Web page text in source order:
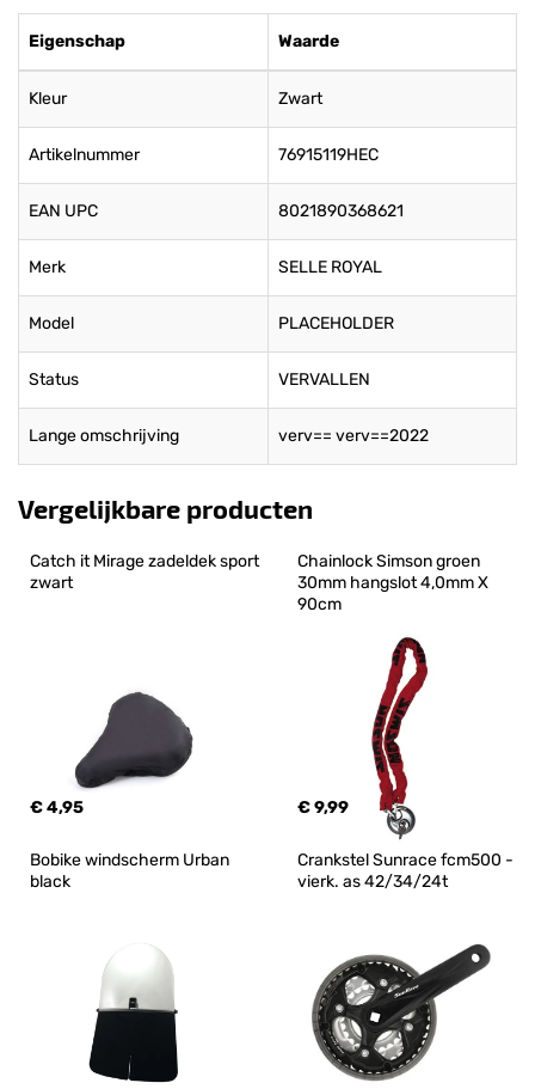
Eigenschap Waarde
Kleur Zwart
Artikelnummer 76915119HEC
EAN UPC 8021890368621
Merk SELLE ROYAL
Model PLACEHOLDER
Status VERVALLEN
Lange omschrijving verv== verv==2022
Vergelijkbare producten
Catch it Mirage zadeldek sport
zwart
€ 4,95
Chainlock Simson groen
30mm hangslot 4,0mm X
90cm
€ 9,99
Bobike windscherm Urban
black
Crankstel Sunrace fcm500 -
vierk. as 42/34/24t